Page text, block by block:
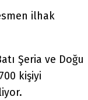
ilhak
Şeria ve Doğu
kişiyi